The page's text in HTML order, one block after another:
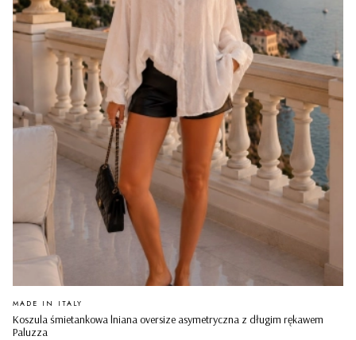
Koszula śmietankowa lniana oversize asymetryczna z długim rękawem
Paluzza
PRODUCENT
MADE IN ITALY